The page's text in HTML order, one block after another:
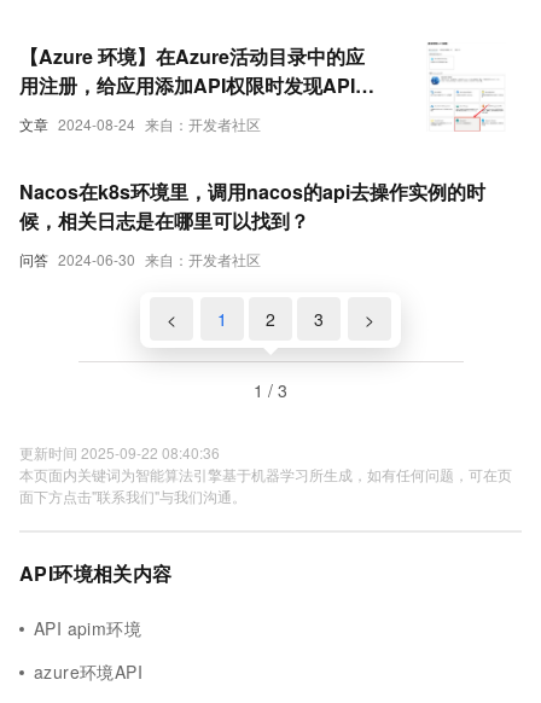
文章 2024-08-24 来自：开发者社区
【Azure 环境】在Azure活动目录中的应
用注册，给应用添加API权限时发现API权
限配置缺失
问答 2024-06-30 来自：开发者社区
Nacos在k8s环境里，调用nacos的api去操作实例的时
候，相关日志是在哪里可以找到？
< 1 2 3 >
1 / 3
更新时间 2025-09-22 08:40:36
本页面内关键词为智能算法引擎基于机器学习所生成，如有任何问题，可在页
面下方点击"联系我们"与我们沟通。
API环境相关内容
API apim环境
azure环境API